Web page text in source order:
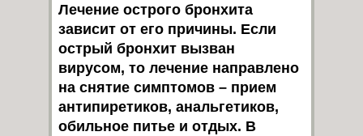
Лечение острого бронхита
зависит от его причины. Если
острый бронхит вызван
вирусом, то лечение направлено
на снятие симптомов – прием
антипиретиков, анальгетиков,
обильное питье и отдых. В